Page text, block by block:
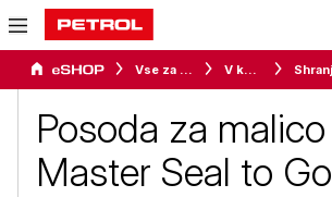
Vse za dom V kuhinji
Posoda za malico
Master Seal to